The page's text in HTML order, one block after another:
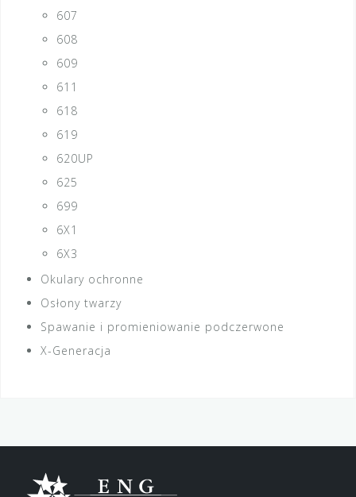
607
608
609
611
618
619
620UP
625
699
6X1
6X3
Okulary ochronne
Osłony twarzy
Spawanie i promieniowanie podczerwone
X-Generacja